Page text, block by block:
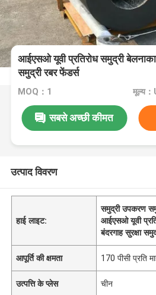
आईएसओ यूवी प्रतिरोध समुद्री
समुद्री रबर फेंडर्स
MOQ：1
सबसे अच्छी कीमत
उत्पाद विवरण
हाई लाइट:
समुद्री उपकरण
आईएसओ यूवी
बंदरगाह सुरक्षा
आपूर्ति की क्षमता 170 पीसी प्रति
उत्पत्ति के प्लेस चीन